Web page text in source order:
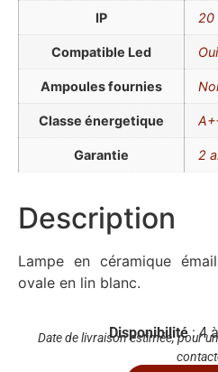
IP 20
Compatible Led Oui
Ampoules fournies
Classe énergetique
Garantie 2
Description
Lampe en céramique
ovale en lin blanc.
Disponibilité: 4
Date de livraison estimée, pour